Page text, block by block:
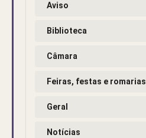
Aviso
Biblioteca
Câmara
Feiras, festas e romarias
Geral
Notícias